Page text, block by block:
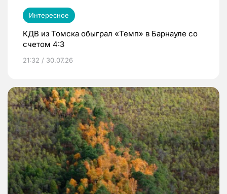
Интересное
КДВ из Томска обыграл «Темп» в Барнауле со
счетом 4:3
21:32 / 30.07.26